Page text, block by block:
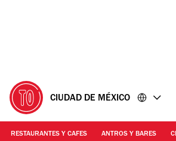
CIUDAD DE MÉXICO
RESTAURANTES Y CAFES ANTROS Y BARES